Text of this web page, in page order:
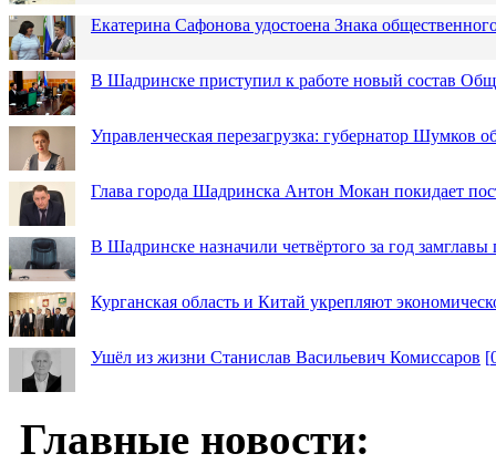
Екатерина Сафонова удостоена Знака
В Шадринске приступил к работе новый состав
Управленческая перезагрузка: губернатор Шумков
Глава города Шадринска Антон Мокан покидает
В Шадринске назначили четвёртого за год замглавы
Курганская область и Китай укрепляют
Ушёл из жизни Станислав Васильевич Комиссаров [
Главные новости: